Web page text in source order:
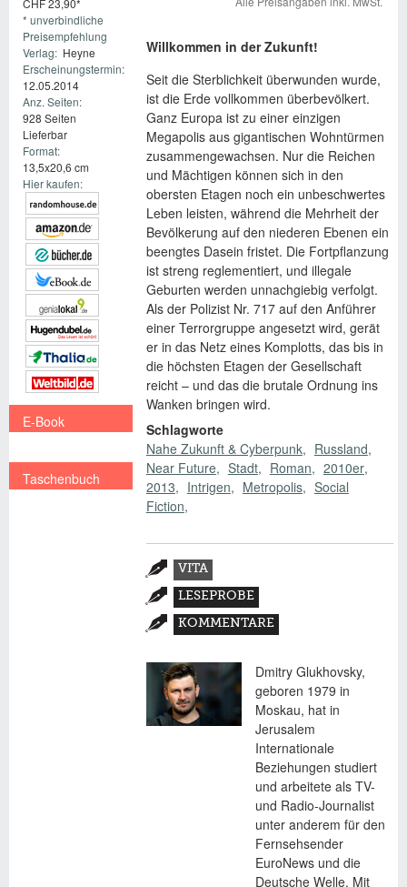
CHF 23,90*
* unverbindliche
Preisempfehlung
Verlag: Heyne
Erscheinungstermin:
12.05.2014
Anz. Seiten:
928 Seiten
Lieferbar
Format:
13,5x20,6 cm
Hier kaufen:
E-Book
Taschenbuch
Willkommen in der Zukunft!
Seit die Sterblichkeit überwunden wurde,
ist die Erde vollkommen überbevölkert.
Ganz Europa ist zu einer einzigen
Megapolis aus gigantischen Wohntürmen
zusammengewachsen. Nur die Reichen
und Mächtigen können sich in den
obersten Etagen noch ein unbeschwertes
Leben leisten, während die Mehrheit der
Bevölkerung auf den niederen Ebenen ein
beengtes Dasein fristet. Die Fortpflanzung
ist streng reglementiert, und illegale
Geburten werden unnachgiebig verfolgt.
Als der Polizist Nr. 717 auf den Anführer
einer Terrorgruppe angesetzt wird, gerät
er in das Netz eines Komplotts, das bis in
die höchsten Etagen der Gesellschaft
reicht – und das die brutale Ordnung ins
Wanken bringen wird.
Schlagworte
Nahe Zukunft & Cyberpunk
Russland
Near Future
Stadt Roman
2010er
2013
Intrigen Metropolis
Social
Fiction
Zusatzmaterial
VITA
(AKTIVER
REITER)
LESEPROBE
KOMMENTARE
Dmitry Glukhovsky,
geboren 1979 in
Moskau, hat in
Jerusalem
Internationale
Beziehungen studiert
und arbeitete als TV-
und Radio-Journalist
unter anderem für den
Fernsehsender
EuroNews und die
Deutsche Welle. Mit